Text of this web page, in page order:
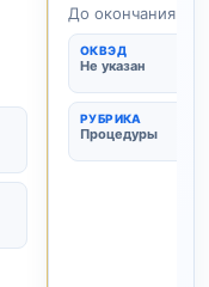
До окончания: 5
ОКВЭД
Не указан
РУБРИКА
Процедуры